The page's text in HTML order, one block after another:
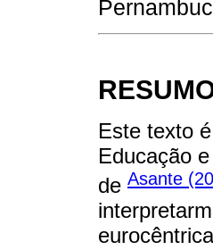
Este texto
Educação
de Asante